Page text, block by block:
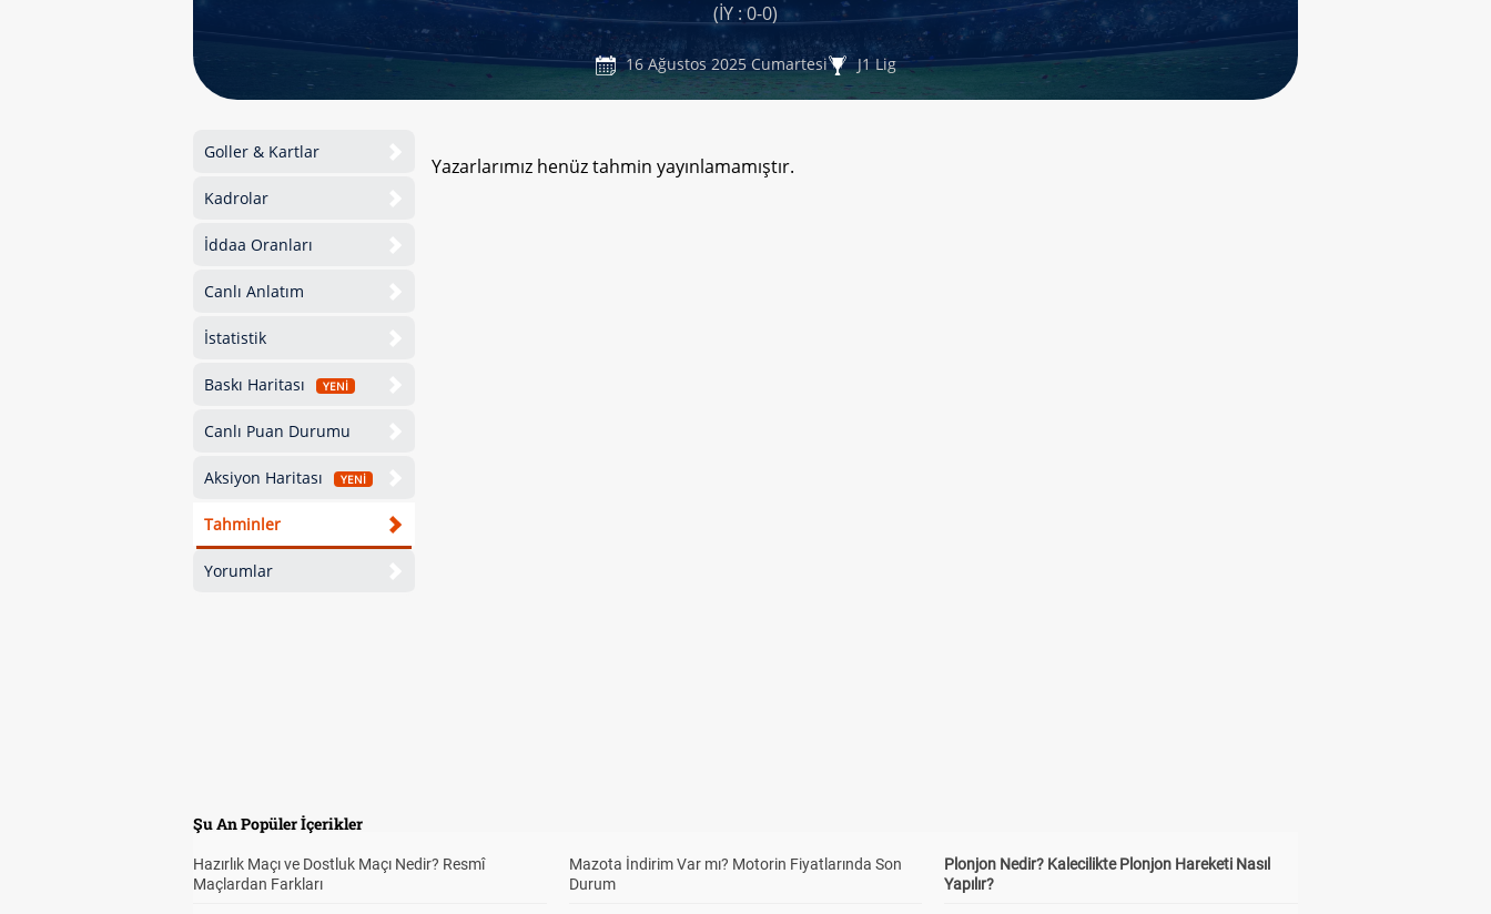
(İY : 0-0)
16 Ağustos 2025 Cumartesi J1 Lig
Goller & Kartlar
Kadrolar
İddaa Oranları
Canlı Anlatım
İstatistik
Baskı Haritası YENİ
Canlı Puan Durumu
Aksiyon Haritası YENİ
Tahminler
Yorumlar
Yazarlarımız henüz tahmin yayınlamamıştır.
Şu An Popüler İçerikler
Hazırlık Maçı ve Dostluk Maçı Nedir? Resmî
Maçlardan Farkları
Mazota İndirim Var mı? Motorin Fiyatlarında Son
Durum
Plonjon Nedir? Kalecilikte Plonjon Hareketi Nasıl
Yapılır?